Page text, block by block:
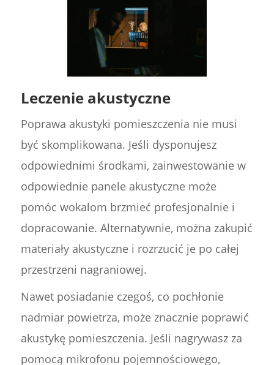
Leczenie akustyczne
Poprawa akustyki pomieszczenia nie musi
być skomplikowana. Jeśli dysponujesz
odpowiednimi środkami, zainwestowanie w
odpowiednie panele akustyczne może
pomóc wokalom brzmieć profesjonalnie i
dopracowanie. Alternatywnie, można zakupić
materiały akustyczne i rozrzucić je po całej
przestrzeni nagraniowej.
Nawet posiadanie czegoś, co pochłonie
nadmiar powietrza, może znacznie poprawić
akustykę pomieszczenia. Jeśli nagrywasz za
pomocą mikrofonu pojemnościowego,